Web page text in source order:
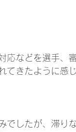
応などを選手、
てきたように感
でしたが、滞り